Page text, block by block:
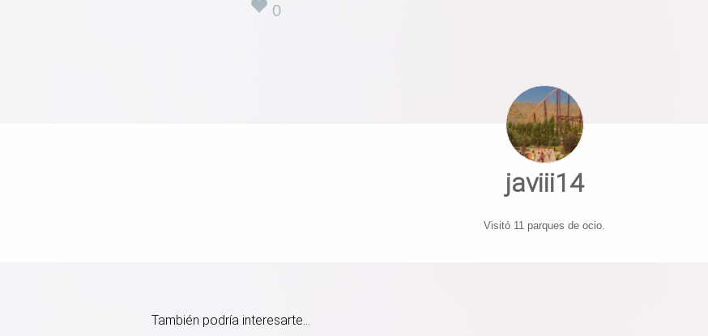
0
javiii14
Visitó 11 parques de ocio.
También podría interesarte...